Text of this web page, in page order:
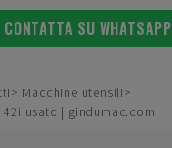
CONTATTA SU WHATSAPP
Macchine utensili
42i usato | gindumac.com